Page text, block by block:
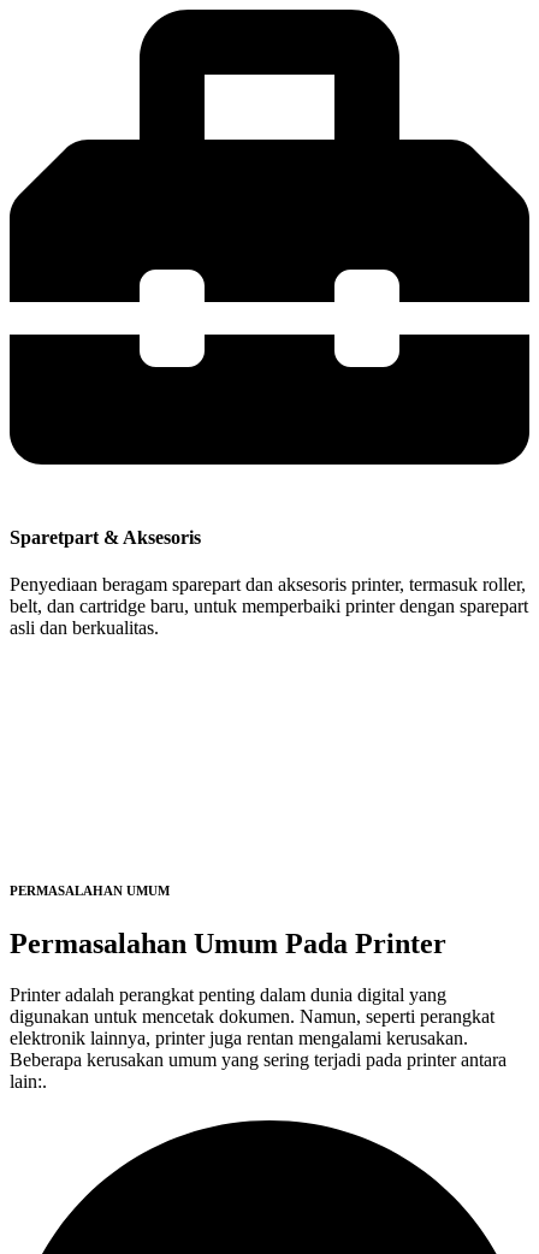
Sparetpart & Aksesoris
Penyediaan beragam sparepart dan aksesoris printer, termasuk roller,
belt, dan cartridge baru, untuk memperbaiki printer dengan sparepart
asli dan berkualitas.
PERMASALAHAN UMUM
Permasalahan Umum Pada Printer
Printer adalah perangkat penting dalam dunia digital yang
digunakan untuk mencetak dokumen. Namun, seperti perangkat
elektronik lainnya, printer juga rentan mengalami kerusakan.
Beberapa kerusakan umum yang sering terjadi pada printer antara
lain:.